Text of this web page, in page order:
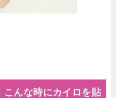
こんな時にカイロを貼